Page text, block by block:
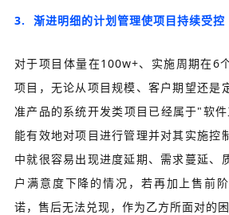
3. 渐进明细的计划管理使项目持续受控
对于项目体量在100w+、实施周期在6
项目，无论从项目规模、客户期望还是
准产品的系统开发类项目已经属于"软
能有效地对项目进行管理并对其实施控
中就很容易出现进度延期、需求蔓延、
户满意度下降的情况，若再加上售前
诺，售后无法兑现，作为乙方所面对的